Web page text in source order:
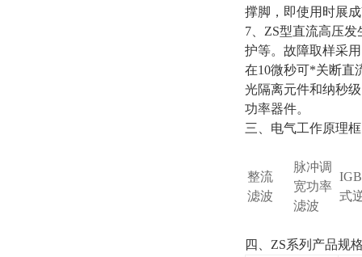
撑脚，即使用时展
7、ZS型直流高压
护等。故障取样采
在10微秒可*关断直
光隔离元件和纳秒
功率器件。
三、电气工作原理
整流
滤波
脉冲调
宽功率
滤波
式
四、ZS系列产品规